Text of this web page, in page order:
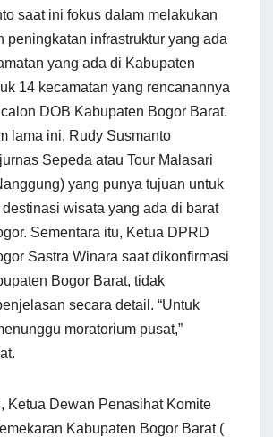
saat ini fokus dalam melakukan
peningkatan infrastruktur yang ada
yang ada di Kabupaten
14 kecamatan yang rencana­nnya
DOB Kabupaten Bogor Ba­rat.
lama ini, Rudy Susmanto
Sepeda atau Tour Malasari
yang punya tujuan untuk
wisata yang ada di barat
Sementara itu, Ketua DPRD
Sastra Winara saat dikonfirmasi
Bogor Barat, tidak
secara detail. “Untuk
moratorium pusat,”
Ketua Dewan Penasihat Komite
Kabupaten Bogor Barat (